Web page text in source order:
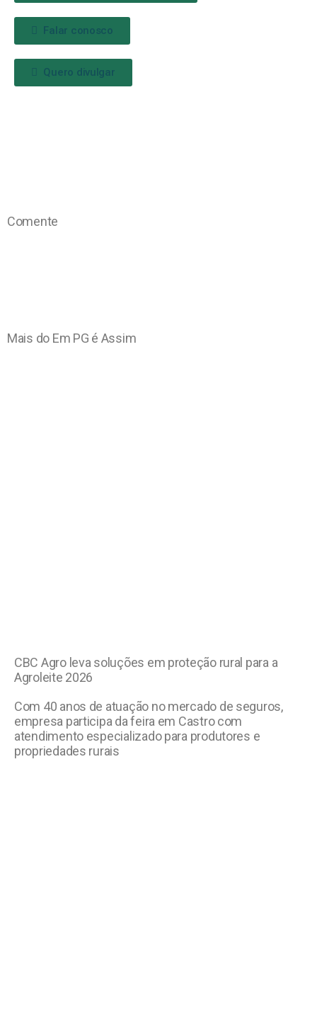
Falar conosco
Quero divulgar
Comente
Mais do Em PG é Assim
CBC Agro leva soluções em proteção rural para a
Agroleite 2026
Com 40 anos de atuação no mercado de seguros,
empresa participa da feira em Castro com
atendimento especializado para produtores e
propriedades rurais